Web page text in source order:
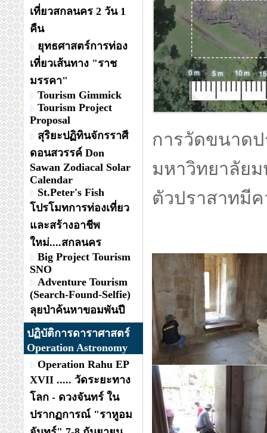
เที่ยวสกลนคร 2 วัน 1
คืน
ยุทธศาสตร์การท่อง
เที่ยวเส้นทาง "ราช
มรรคา"
Tourism Gimmick
Tourism Project
Proposal
สุริยะปฏิทินจักรราศี
ดอนสวรรค์ Don
Sawan Zodiacal Solar
Calendar
St.Peter's Fish
โปรโมทการท่องเที่ยว
และสร้างอาชีพ
ใหม่....สกลนคร
Big Project Tourism
SNO
Adventure Tourism
(Search-Found-Selfie)
ลุยป่าค้นหาขอมพันปี
ปฏิบัติการดาราศาสตร์
Operation Astronomy
Operation Rahu EP
XVII ..... วัดระยะทาง
โลก - ดวงจันทร์ ใน
ปรากฏการณ์ "ราหูอม
การวัดขนาด
มหาวิทยาลัยม
ตัวปราสาทมีค